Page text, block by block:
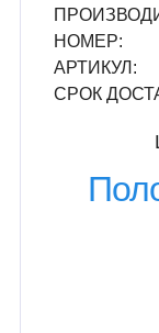
НОМЕР:
АРТИКУЛ:
СРОК